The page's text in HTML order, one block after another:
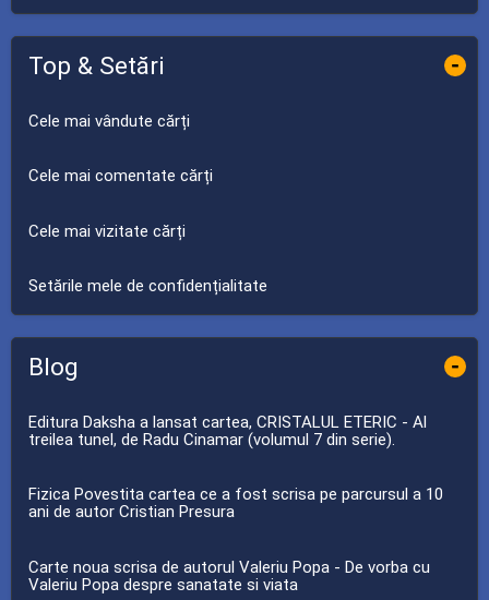
Top & Setări -
Cele mai vândute cărți
Cele mai comentate cărți
Cele mai vizitate cărți
Setările mele de confidențialitate
Blog -
Editura Daksha a lansat cartea, CRISTALUL ETERIC - Al
treilea tunel, de Radu Cinamar (volumul 7 din serie).
Fizica Povestita cartea ce a fost scrisa pe parcursul a 10
ani de autor Cristian Presura
Carte noua scrisa de autorul Valeriu Popa - De vorba cu
Valeriu Popa despre sanatate si viata